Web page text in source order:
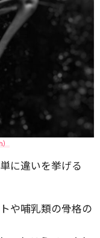
に違いを挙げる
や哺乳類の骨格の